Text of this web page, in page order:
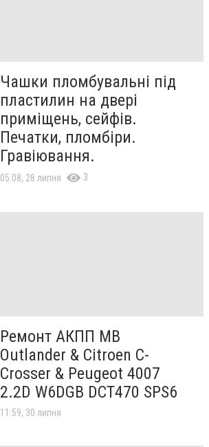
Чашки пломбувальні під
пластилин на двері
приміщень, сейфів.
Печатки, пломбіри.
Гравіювання.
05:08, 28 липня 3
Ремонт АКПП MB
Outlander & Citroen C-
Crosser & Peugeot 4007
2.2D W6DGB DCT470 SPS6
11:59, 30 липня